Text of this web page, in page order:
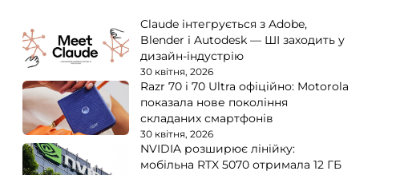
Claude інтегрується з Adobe,
Blender і Autodesk — ШІ заходить у
дизайн-індустрію
30 квітня, 2026
Razr 70 і 70 Ultra офіційно: Motorola
показала нове покоління
складаних смартфонів
30 квітня, 2026
NVIDIA розширює лінійку:
мобільна RTX 5070 отримала 12 ГБ